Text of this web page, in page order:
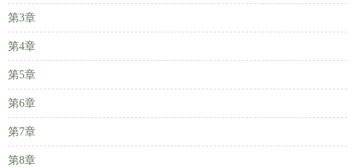
第3章
第4章
第5章
第6章
第7章
第8章